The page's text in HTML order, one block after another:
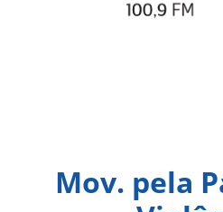
Mov. pela